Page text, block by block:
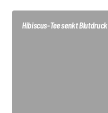
Hibiscus-Tee senkt Blutdruck